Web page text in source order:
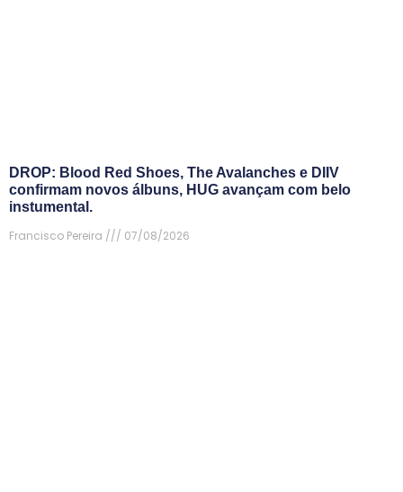
DROP: Blood Red Shoes, The Avalanches e DIIV
confirmam novos álbuns, HUG avançam com belo
instumental.
Francisco Pereira
07/08/2026